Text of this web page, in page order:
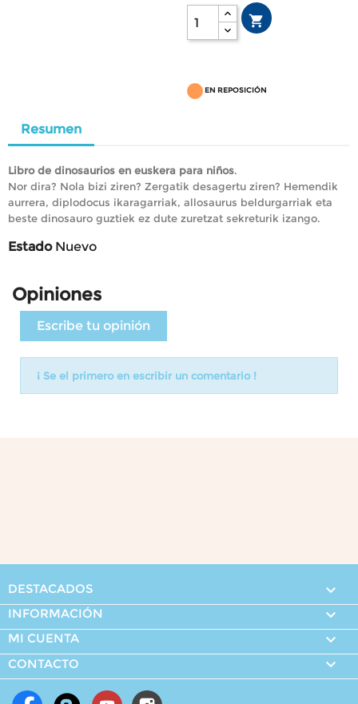

EN REPOSICIÓN
Resumen
Libro de dinosaurios en euskera para niños.
Nor dira? Nola bizi ziren? Zergatik desagertu ziren? Hemendik
aurrera, diplodocus ikaragarriak, allosaurus beldurgarriak eta
beste dinosauro guztiek ez dute zuretzat sekreturik izango.
Estado Nuevo
Opiniones
Escribe tu opinión
¡ Se el primero en escribir un comentario !
DESTACADOS 
INFORMACIÓN 
MI CUENTA 
CONTACTO 